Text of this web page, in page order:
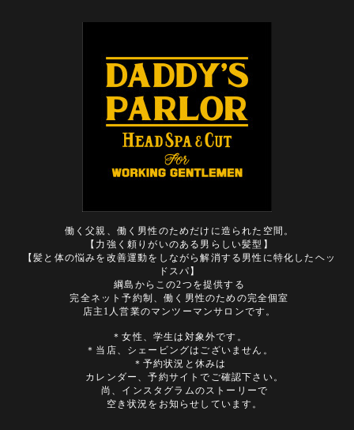
働く父親、働く男性のためだけに造られた空間。
【力強く頼りがいのある男らしい髪型】
【髪と体の悩みを改善運動をしながら解消する男性に特化したヘッ
ドスパ】
綱島からこの2つを提供する
完全ネット予約制、働く男性のための完全個室
店主1人営業のマンツーマンサロンです。
＊女性、学生は対象外です。
＊当店、シェービングはございません。
＊予約状況と休みは
カレンダー、予約サイトでご確認下さい。
尚、インスタグラムのストーリーで
空き状況をお知らせしています。